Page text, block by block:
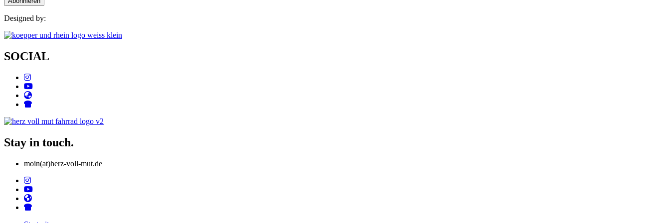
Designed by:
SOCIAL
Stay in touch.
moin(at)herz-voll-mut.de